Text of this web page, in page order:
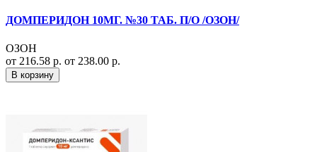
ДОМПЕРИДОН 10МГ. №30 ТАБ. П/О /ОЗОН/
ОЗОН
от 216.58 р. от 238.00 р.
В корзину